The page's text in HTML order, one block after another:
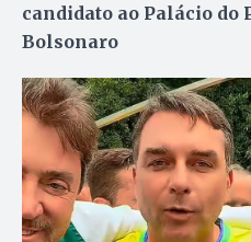
candidato ao Palácio do
Bolsonaro